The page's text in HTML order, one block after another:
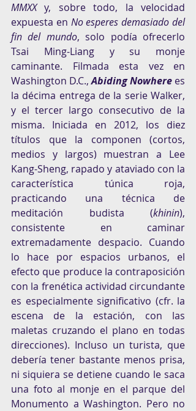
MMXX y, sobre todo, la velocidad
expuesta en No esperes demasiado del
fin del mundo, solo podía ofrecerlo
Tsai Ming-Liang y su monje
caminante. Filmada esta vez en
Washington D.C., Abiding Nowhere es
la décima entrega de la serie Walker,
y el tercer largo consecutivo de la
misma. Iniciada en 2012, los diez
títulos que la componen (cortos,
medios y largos) muestran a Lee
Kang-Sheng, rapado y ataviado con la
característica túnica roja,
practicando una técnica de
meditación budista (khinin),
consistente en caminar
extremadamente despacio. Cuando
lo hace por espacios urbanos, el
efecto que produce la contraposición
con la frenética actividad circundante
es especialmente significativo (cfr. la
escena de la estación, con las
maletas cruzando el plano en todas
direcciones). Incluso un turista, que
debería tener bastante menos prisa,
ni siquiera se detiene cuando le saca
una foto al monje en el parque del
Monumento a Washington. Pero no